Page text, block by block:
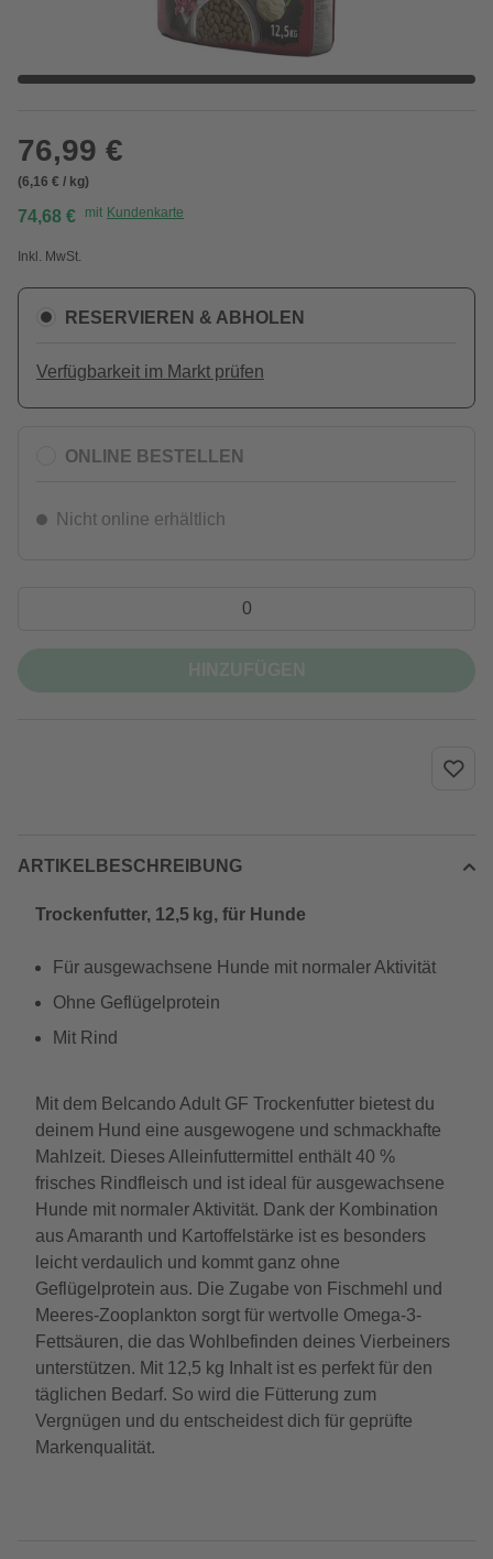
76,99 €
(6,16 € / kg)
74,68 € mit Kundenkarte
Inkl. MwSt.
RESERVIEREN & ABHOLEN
Verfügbarkeit im Markt prüfen
ONLINE BESTELLEN
Nicht online erhältlich
ARTIKELBESCHREIBUNG
Trockenfutter, 12,5 kg, für Hunde
Für ausgewachsene Hunde mit normaler Aktivität
Ohne Geflügelprotein
Mit Rind
Mit dem Belcando Adult GF Trockenfutter bietest du
deinem Hund eine ausgewogene und schmackhafte
Mahlzeit. Dieses Alleinfuttermittel enthält 40 %
frisches Rindfleisch und ist ideal für ausgewachsene
Hunde mit normaler Aktivität. Dank der Kombination
aus Amaranth und Kartoffelstärke ist es besonders
leicht verdaulich und kommt ganz ohne
Geflügelprotein aus. Die Zugabe von Fischmehl und
Meeres-Zooplankton sorgt für wertvolle Omega-3-
Fettsäuren, die das Wohlbefinden deines Vierbeiners
unterstützen. Mit 12,5 kg Inhalt ist es perfekt für den
täglichen Bedarf. So wird die Fütterung zum
Vergnügen und du entscheidest dich für geprüfte
Markenqualität.